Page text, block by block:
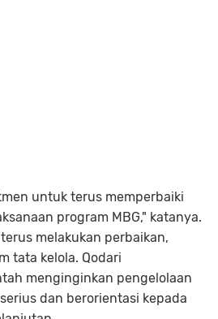
untuk terus memperbaiki
program MBG," katanya.
melakukan perbaikan,
tata kelola. Qodari
menginginkan pengelolaan
dan berorientasi kepada